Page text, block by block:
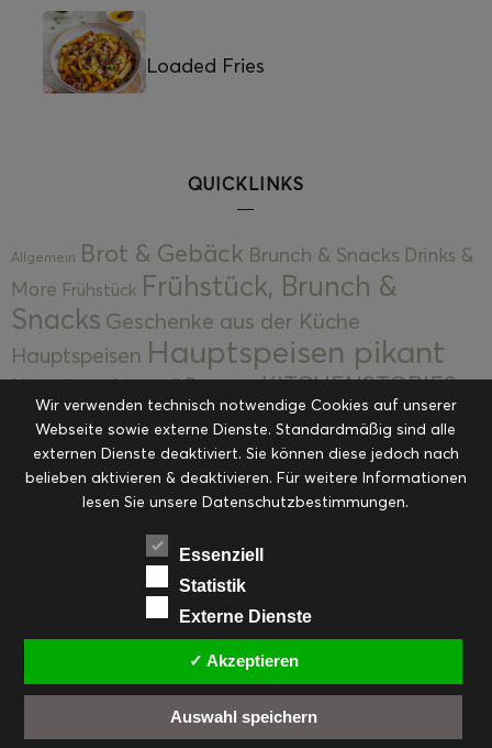
Loaded Fries
QUICKLINKS
Allgemein Brot & Gebäck Brunch & Snacks Drinks &
More Frühstück Frühstück, Brunch &
Snacks Geschenke aus der Küche
Hauptspeisen Hauptspeisen pikant
Hauptspeisen süßKekseKITCHENSTORIES
Kuchen, Torten & Desserts Kuchen und
Desserts Kulinarik Kulinarische Mitbringsel &
Eingemachtes Ohne Kategorie Ostern Resteküche
RezepteSaisonalSliderStartseite
Suppen, Salate & Vorspeisen
Vorspeisen, Salate & Suppen
Weihnachten Workshops & Events
FACEBOOK PINTEREST EMAIL
Wir verwenden technisch notwendige Cookies auf unserer
Webseite sowie externe Dienste. Standardmäßig sind alle
externen Dienste deaktiviert. Sie können diese jedoch nach
belieben aktivieren & deaktivieren. Für weitere Informationen
lesen Sie unsere Datenschutzbestimmungen.
Essenziell
Statistik
Externe Dienste
✓ Akzeptieren
Auswahl speichern